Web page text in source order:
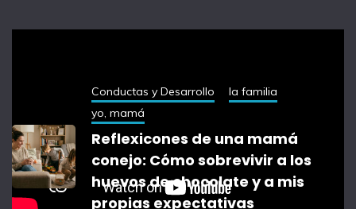
Conductas y Desarrollo
la familia
yo, mamá
Reflexicones de una mamá
conejo: Cómo sobrevivir a los
huevos de chocolate y a mis
propias expectativas